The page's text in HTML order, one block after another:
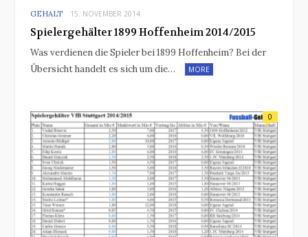
GEHALT 15. NOVEMBER 2014
Spielergehälter 1899 Hoffenheim 2014/2015
Was verdienen die Spieler bei 1899 Hoffenheim? Bei der
Übersicht handelt es sich um die…
MORE
0